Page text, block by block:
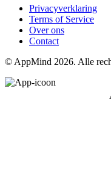
Privacyverklaring
Terms of Service
Over ons
Contact
© AppMind 2026. Alle